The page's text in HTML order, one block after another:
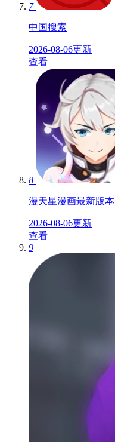
7
中国搜索
2026-08-06更新
查看
8
漫天星漫画最新版本
2026-08-06更新
查看
9